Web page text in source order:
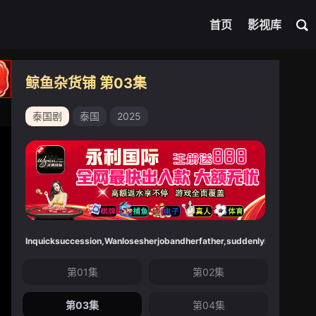
首页 影视库
鲸鱼杂货铺 第03集
泰国剧 泰国 2025
第01集 第02集
第03集 第04集